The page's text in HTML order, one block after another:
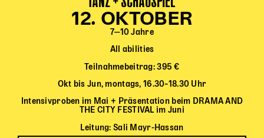
Wem gehört die Bühne?
House of Hybrid Rebels
Über Uns
12. OKTOBER
7‒10 Jahre
All abilities
Teilnahmebeitrag: 395 €
Okt bis Jun, montags, 16.30–18.30 Uhr
Intensivproben im Mai + Präsentation beim DRAMA AND
THE CITY FESTIVAL im Juni
Leitung: Sali Mayr-Hassan